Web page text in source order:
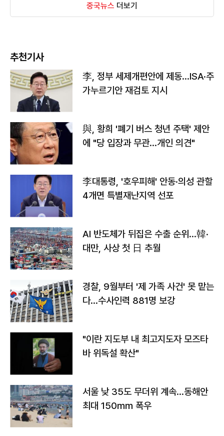
중국뉴스 더보기
추천기사
李, 정부 세제개편안에 제동…ISA·주
가누르기안 재검토 지시
與, 황희 '폐기 버스 청년 주택' 제안
에 "당 입장과 무관…개인 의견"
李대통령, '호우피해' 안동·의성 관할
4개면 특별재난지역 선포
AI 반도체가 뒤집은 수출 순위…韓·
대만, 사상 첫 日 추월
경찰, 9월부터 '제 가족 사건' 못 맡는
다…수사인력 881명 보강
"이란 지도부 내 최고지도자 모즈타
바 위독설 확산"
서울 낮 35도 무더위 계속…동해안
최대 150㎜ 폭우